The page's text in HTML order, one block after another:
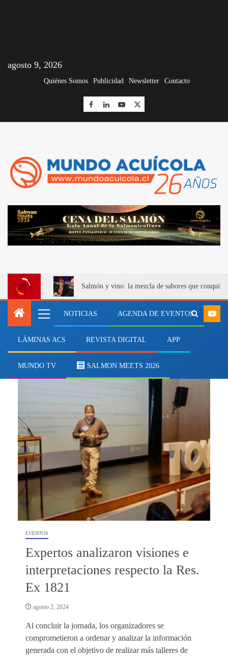
agosto 9, 2026
Quiénes Somos Publicidad Newsletter Contacto
Salmón y vino: la mezcla de sabores que
NOTICIAS AGENDA DE EVENTOS
LÁMINAS ACS REVISTA DIGITAL APP
MUNDO TV SALMON MEETS 2026
Interacción Acuícola
EVENTOS
Expertos analizaron visiones e
interpretaciones respecto la Res.
Ex 1821
agosto 2, 2024
Al concluir la jornada, los organizadores se
comprometieron a ordenar y analizar la información
generada con el objetivo de realizar más talleres de